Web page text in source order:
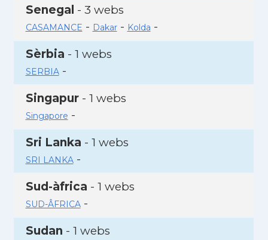
Senegal - 3 webs
CASAMANCE - Dakar- Kolda -
Sèrbia - 1 webs
SERBIA-
Singapur- 1 webs
Singapore -
Sri Lanka - 1 webs
SRI LANKA-
Sud-àfrica - 1 webs
SUD-ÂFRICA-
Sudan - 1 webs